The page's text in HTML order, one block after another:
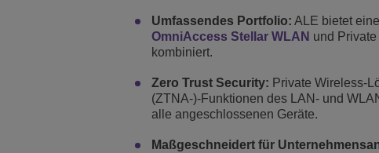
Umfassendes Portfolio: ALE bietet
OmniAccess Stellar WLAN und
kombiniert.
Zero Trust Security: Private Wireless-
(ZTNA-)-Funktionen des LAN- und
alle angeschlossenen Geräte.
Maßgeschneidert für